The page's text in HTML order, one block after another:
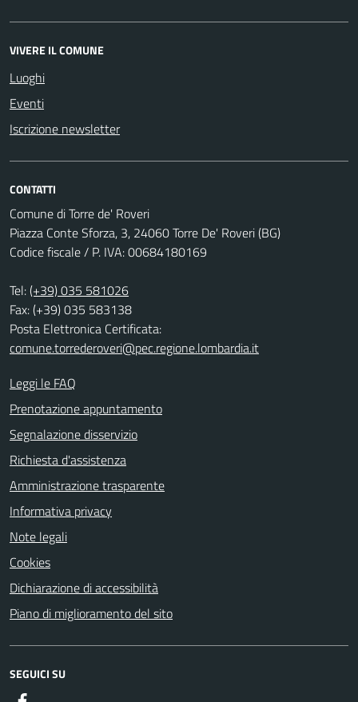
VIVERE IL COMUNE
Luoghi
Eventi
Iscrizione newsletter
CONTATTI
Comune di Torre de' Roveri
Piazza Conte Sforza, 3, 24060 Torre De' Roveri (BG)
Codice fiscale / P. IVA: 00684180169
Tel:(+39) 035 581026
Fax: (+39) 035 583138
Posta Elettronica Certificata:
comune.torrederoveri@pec.regione.lombardia.it
Leggi le FAQ
Prenotazione appuntamento
Segnalazione disservizio
Richiesta d'assistenza
Amministrazione trasparente
Informativa privacy
Note legali
Cookies
Dichiarazione di accessibilità
Piano di miglioramento del sito
SEGUICI SU